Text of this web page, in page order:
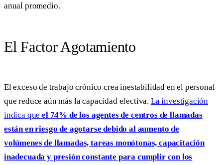
anual promedio.
El Factor Agotamiento
El exceso de trabajo crónico crea inestabilidad en el personal
que reduce aún más la capacidad efectiva. La investigación
indica queel 74% de los agentes de centros de llamadas
están en riesgo de agotarse debido al aumento de
volúmenes de llamadas, tareas monótonas, capacitación
inadecuada y presión constante para cumplir con los